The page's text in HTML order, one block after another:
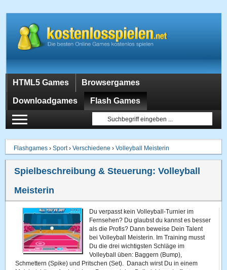
HTML5 Games Browsergames
Downloadgames Flash Games
Flashgames ›Sport›Verschiedene ›Volleyball Meisterin
Spielbeschreibung & Steuerung:Volleyball
Meisterin
Du verpasst kein Volleyball-Turnier im
Fernsehen? Du glaubst du kannst es besser
als die Profis? Dann beweise Dein Talent
bei Volleyball Meisterin. Im Training musst
Du die drei wichtigsten Schläge im
Volleyball üben: Baggern (Bump),
Schmettern (Spike) und Pritschen (Set). Danach wirst Du in einem